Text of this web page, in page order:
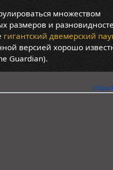
множеством
размеров и
гигантский двемерский
версией хорошо
Guardian).